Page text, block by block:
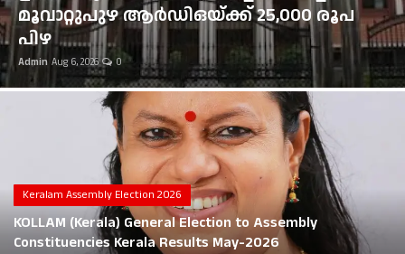
Health
Jobs Mall
Career
Education
മൂവാറ്റുപുഴ ആർഡിഒയ്ക്ക് 25,000 രൂപ
പിഴ
Admin Aug 6, 2026 0
Keralam Assembly Election 2026
KOLLAM (Kerala) General Election to Assembly
Constituencies Kerala Results May-2026